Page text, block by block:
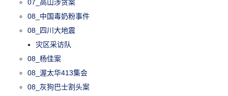
07_高山涉贪案
08_中国毒奶粉事件
08_四川大地震
灾区采访队
08_杨佳案
08_渥太华413集会
08_灰狗巴士割头案